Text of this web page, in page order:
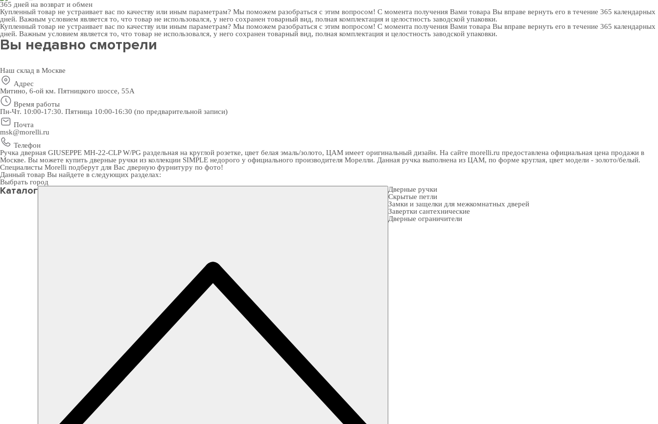
365 дней на возврат и обмен
Купленный товар не устраивает вас по качеству или иным параметрам? Мы поможем разобраться с этим вопросом! С момента получения Вами товара Вы вправе вернуть его в течение 365 календарных
дней. Важным условием является то, что товар не использовался, у него сохранен товарный вид, полная комплектация и целостность заводской упаковки.
Купленный товар не устраивает вас по качеству или иным параметрам? Мы поможем разобраться с этим вопросом! С момента получения Вами товара Вы вправе вернуть его в течение 365 календарных
дней. Важным условием является то, что товар не использовался, у него сохранен товарный вид, полная комплектация и целостность заводской упаковки.
Вы недавно смотрели
Наш склад в Москве
Адрес
Митино, 6-ой км. Пятницкого шоссе, 55А
Время работы
Пн-Чт. 10:00-17:30. Пятница 10:00-16:30 (по предварительной записи)
Почта
msk@morelli.ru
Телефон
Ручка дверная GIUSEPPE MH-22-CLP W/PG раздельная на круглой розетке, цвет белая эмаль/золото, ЦАМ имеет оригинальный дизайн. На сайте morelli.ru предоставлена официальная цена продажи в
Москве. Вы можете купить дверные ручки из коллекции SIMPLE недорого у официального производителя Морелли. Данная ручка выполнена из ЦАМ, по форме круглая, цвет модели - золото/белый.
Специалисты Morelli подберут для Вас дверную фурнитуру по фото!
Данный товар Вы найдете в следующих разделах:
Выбрать город
Каталог
Дверные ручки
Скрытые петли
Замки и защелки для межкомнатных дверей
Завертки сантехнические
Дверные ограничители